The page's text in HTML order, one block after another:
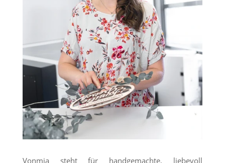
Vonmia steht für handgemachte, liebevoll